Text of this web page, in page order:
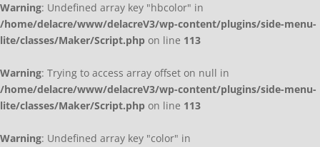
Warning: Undefined array key "hbcolor" in
/home/delacre/www/delacreV3/wp-content/plugins/side-menu-
lite/classes/Maker/Script.php on line 113
Warning: Trying to access array offset on null in
/home/delacre/www/delacreV3/wp-content/plugins/side-menu-
lite/classes/Maker/Script.php on line 113
Warning: Undefined array key "color" in